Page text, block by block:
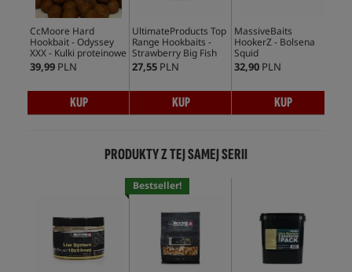
CcMoore Hard
Hookbait - Odyssey
XXX - Kulki proteinowe
39,99 PLN
KUP
UltimateProducts Top
Range Hookbaits -
Strawberry Big Fish
27,55 PLN
KUP
MassiveBaits
HookerZ - Bolsena
Squid
32,90 PLN
KUP
PRODUKTY Z TEJ SAMEJ SERII
Bestseller!